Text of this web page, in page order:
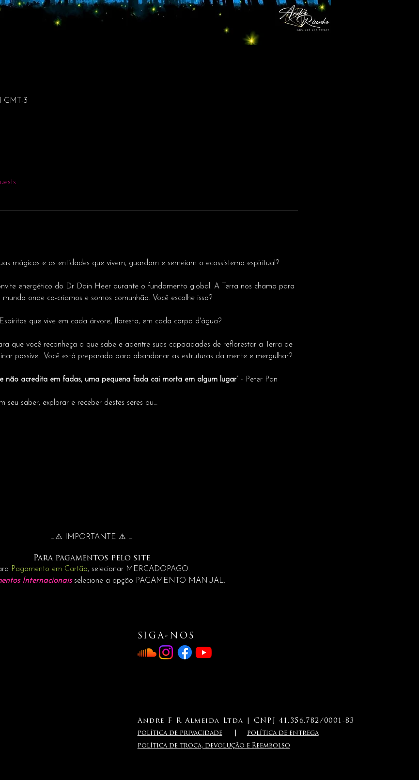
GMT-3
mágicas e as entidades que vivem, guardam e semeiam o ecossistema espiritual?
energético do Dr Dain Heer durante o fundamento global. A Terra nos chama para
onde co-criamos e somos comunhão. Você escolhe isso?
que vive em cada árvore, floresta, em cada corpo d'água?
que você reconheça o que sabe e adentre suas capacidades de reflorestar a Terra de
possível. Você está preparado para abandonar as estruturas da mente e mergulhar?
não acredita em fadas, uma pequena fada cai morta em algum lugar” - Peter Pan
saber, explorar e receber destes seres ou…
_⚠️ IMPORTANTE ⚠️ _
Para pagamentos pelo site
Pagamento em Cartão, selecionar MERCADOPAGO.
Internacionais selecione a opção PAGAMENTO MANUAL.
SIGA-NOS
Andre F R Almeida Ltda | CNPJ 41.356.782/0001-83
política de privacidade
política de entrega
política de troca, devolução e Reembolso